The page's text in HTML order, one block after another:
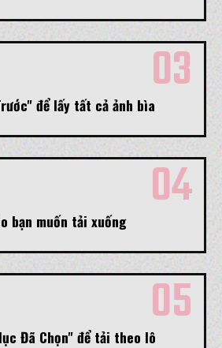
03
để lấy tất cả ảnh bìa
04
bạn muốn tải xuống
05
Đã Chọn" để tải theo lô